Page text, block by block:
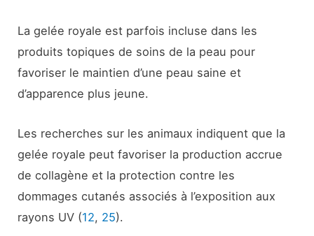
La gelée royale est parfois incluse dans les
produits topiques de soins de la peau pour
favoriser le maintien d’une peau saine et
d’apparence plus jeune.
Les recherches sur les animaux indiquent que la
gelée royale peut favoriser la production accrue
de collagène et la protection contre les
dommages cutanés associés à l’exposition aux
rayons UV (12, 25).